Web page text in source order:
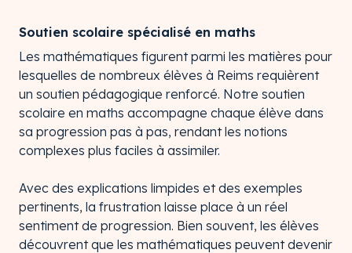
Soutien scolaire spécialisé en maths
Les mathématiques figurent parmi les matières pour
lesquelles de nombreux élèves à Reims requièrent
un soutien pédagogique renforcé. Notre soutien
scolaire en maths accompagne chaque élève dans
sa progression pas à pas, rendant les notions
complexes plus faciles à assimiler.
Avec des explications limpides et des exemples
pertinents, la frustration laisse place à un réel
sentiment de progression. Bien souvent, les élèves
découvrent que les mathématiques peuvent devenir